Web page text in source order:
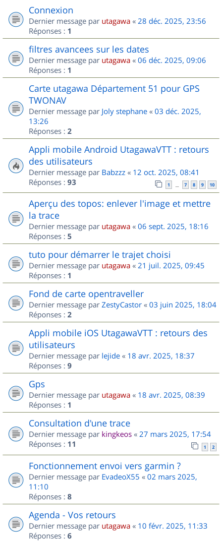
Connexion
Dernier message par utagawa « 28 déc. 2025, 23:56
Réponses : 1
filtres avancees sur les dates
Dernier message par utagawa « 06 déc. 2025, 09:06
Réponses : 1
Carte utagawa Département 51 pour GPS
TWONAV
Dernier message par Joly stephane « 03 déc. 2025,
13:26
Réponses : 2
Appli mobile Android UtagawaVTT : retours
des utilisateurs
Dernier message par Babzzz « 12 oct. 2025, 08:41
Réponses : 93 1 … 7 8 9 10
Aperçu des topos: enlever l'image et mettre
la trace
Dernier message par utagawa « 06 sept. 2025, 18:16
Réponses : 5
tuto pour démarrer le trajet choisi
Dernier message par utagawa « 21 juil. 2025, 09:45
Réponses : 1
Fond de carte opentraveller
Dernier message par ZestyCastor « 03 juin 2025, 18:04
Réponses : 2
Appli mobile iOS UtagawaVTT : retours des
utilisateurs
Dernier message par lejide « 18 avr. 2025, 18:37
Réponses : 9
Gps
Dernier message par utagawa « 18 avr. 2025, 08:39
Réponses : 1
Consultation d'une trace
Dernier message par kingkeos « 27 mars 2025, 17:54
Réponses : 11 1 2
Fonctionnement envoi vers garmin ?
Dernier message par EvadeoX55 « 02 mars 2025,
11:10
Réponses : 8
Agenda - Vos retours
Dernier message par utagawa « 10 févr. 2025, 11:33
Réponses : 6